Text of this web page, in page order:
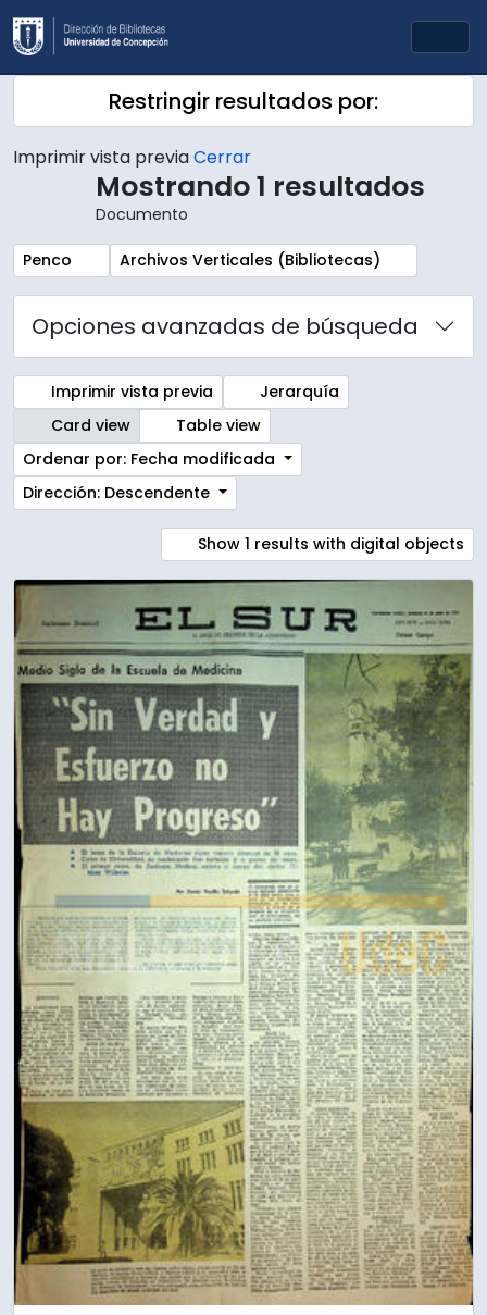
Skip to main content
Restringir resultados por:
Imprimir vista previaCerrar
Mostrando 1 resultados
Documento
Remove filter:
Penco Remove filter:
Archivos Verticales (Bibliotecas)
Opciones avanzadas de búsqueda
Imprimir vista previa
Jerarquía
Card view
Table view
Ordenar por: Fecha modificada
Dirección: Descendente
Show 1 results with digital objects